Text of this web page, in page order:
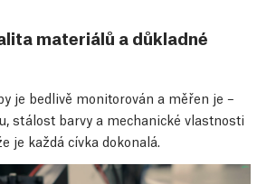
materiálů a důkladné
je bedlivě monitorován a měřen je –
stálost barvy a mechanické vlastnosti
je každá cívka dokonalá.